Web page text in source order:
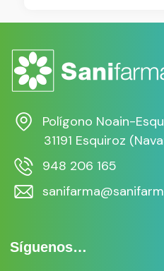
Polígono Noain-
31191 Esquiroz
948 206 165
Síguenos…